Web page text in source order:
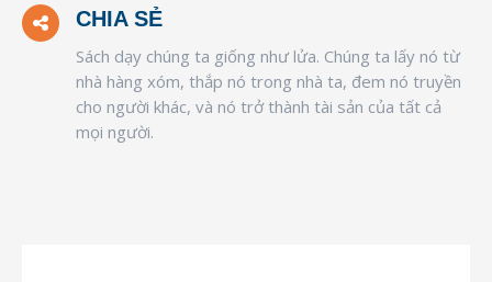
CHIA SẺ
Sách dạy chúng ta giống như lửa. Chúng ta lấy nó từ
nhà hàng xóm, thắp nó trong nhà ta, đem nó truyền
cho người khác, và nó trở thành tài sản của tất cả
mọi người.